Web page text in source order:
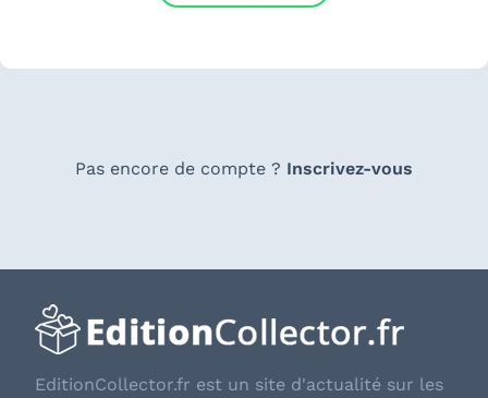
Pas encore de compte ? Inscrivez-vous
EditionCollector.fr est un site d'actualité sur les